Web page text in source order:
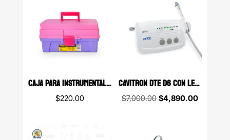
CAJA PARA INSTRUMENTAL DE DOS CHAROLAS CON ESPEJO ROSA LILA (PESQUERA)
$220.00
CAVITRON DTE D6 CON LED ESCARIADOR ULTRASÓNICO WOODPECKER
$7,000.00Original
$7,000.00.
$4,890.00Current